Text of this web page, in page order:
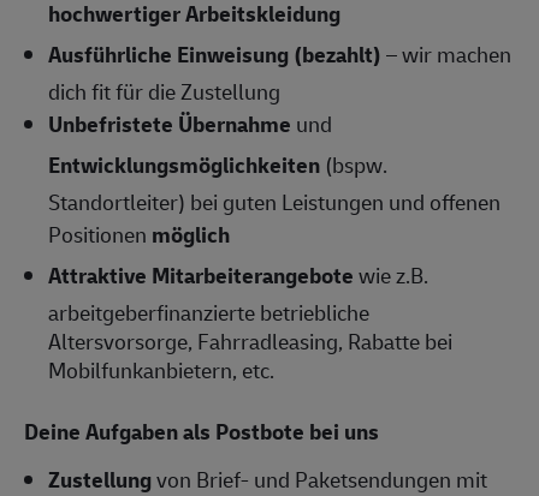
hochwertiger Arbeitskleidung
Ausführliche Einweisung (bezahlt)– wir machen
dich fit für die Zustellung
Unbefristete Übernahme und
Entwicklungsmöglichkeiten (bspw.
Standortleiter) bei guten Leistungen und offenen
Positionen möglich
Attraktive Mitarbeiterangebotewie z.B.
arbeitgeberfinanzierte betriebliche
Altersvorsorge, Fahrradleasing, Rabatte bei
Mobilfunkanbietern, etc.
Deine Aufgaben als Postbote bei uns
Zustellungvon Brief- und Paketsendungen mit